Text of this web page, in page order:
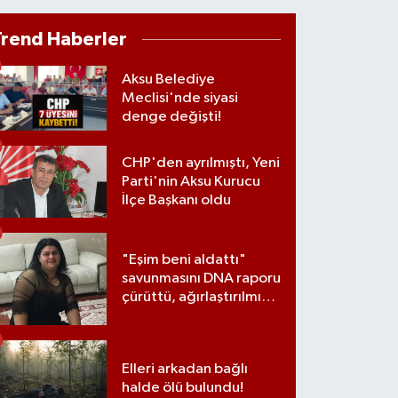
%-19
%1.2
ayrılmıştı, Yeni Parti'nin
oldu
Haberler
Aksu Belediye
Meclisi'nde siyasi
denge değişti!
CHP'den ayrılmıştı, Yeni
Parti'nin Aksu Kurucu
İlçe Başkanı oldu
"Eşim beni aldattı"
savunmasını DNA raporu
çürüttü, ağırlaştırılmış
Elleri arkadan bağlı
halde ölü bulundu!